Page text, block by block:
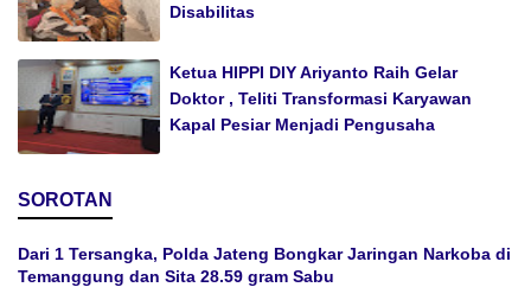
Disabilitas
Ketua HIPPI DIY Ariyanto Raih Gelar
Doktor , Teliti Transformasi Karyawan
Kapal Pesiar Menjadi Pengusaha
SOROTAN
Dari 1 Tersangka, Polda Jateng Bongkar Jaringan Narkoba di
Temanggung dan Sita 28.59 gram Sabu